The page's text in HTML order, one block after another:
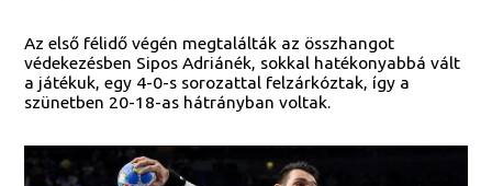
Az első félidő végén megtalálták az összhangot
védekezésben Sipos Adriánék, sokkal hatékonyabbá vált
a játékuk, egy 4-0-s sorozattal felzárkóztak, így a
szünetben 20-18-as hátrányban voltak.